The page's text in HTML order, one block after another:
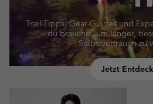
Trail-Tipps, Gear-Guides und
du brauchst, um länger,
Selbstvertrauen zu
Jetzt